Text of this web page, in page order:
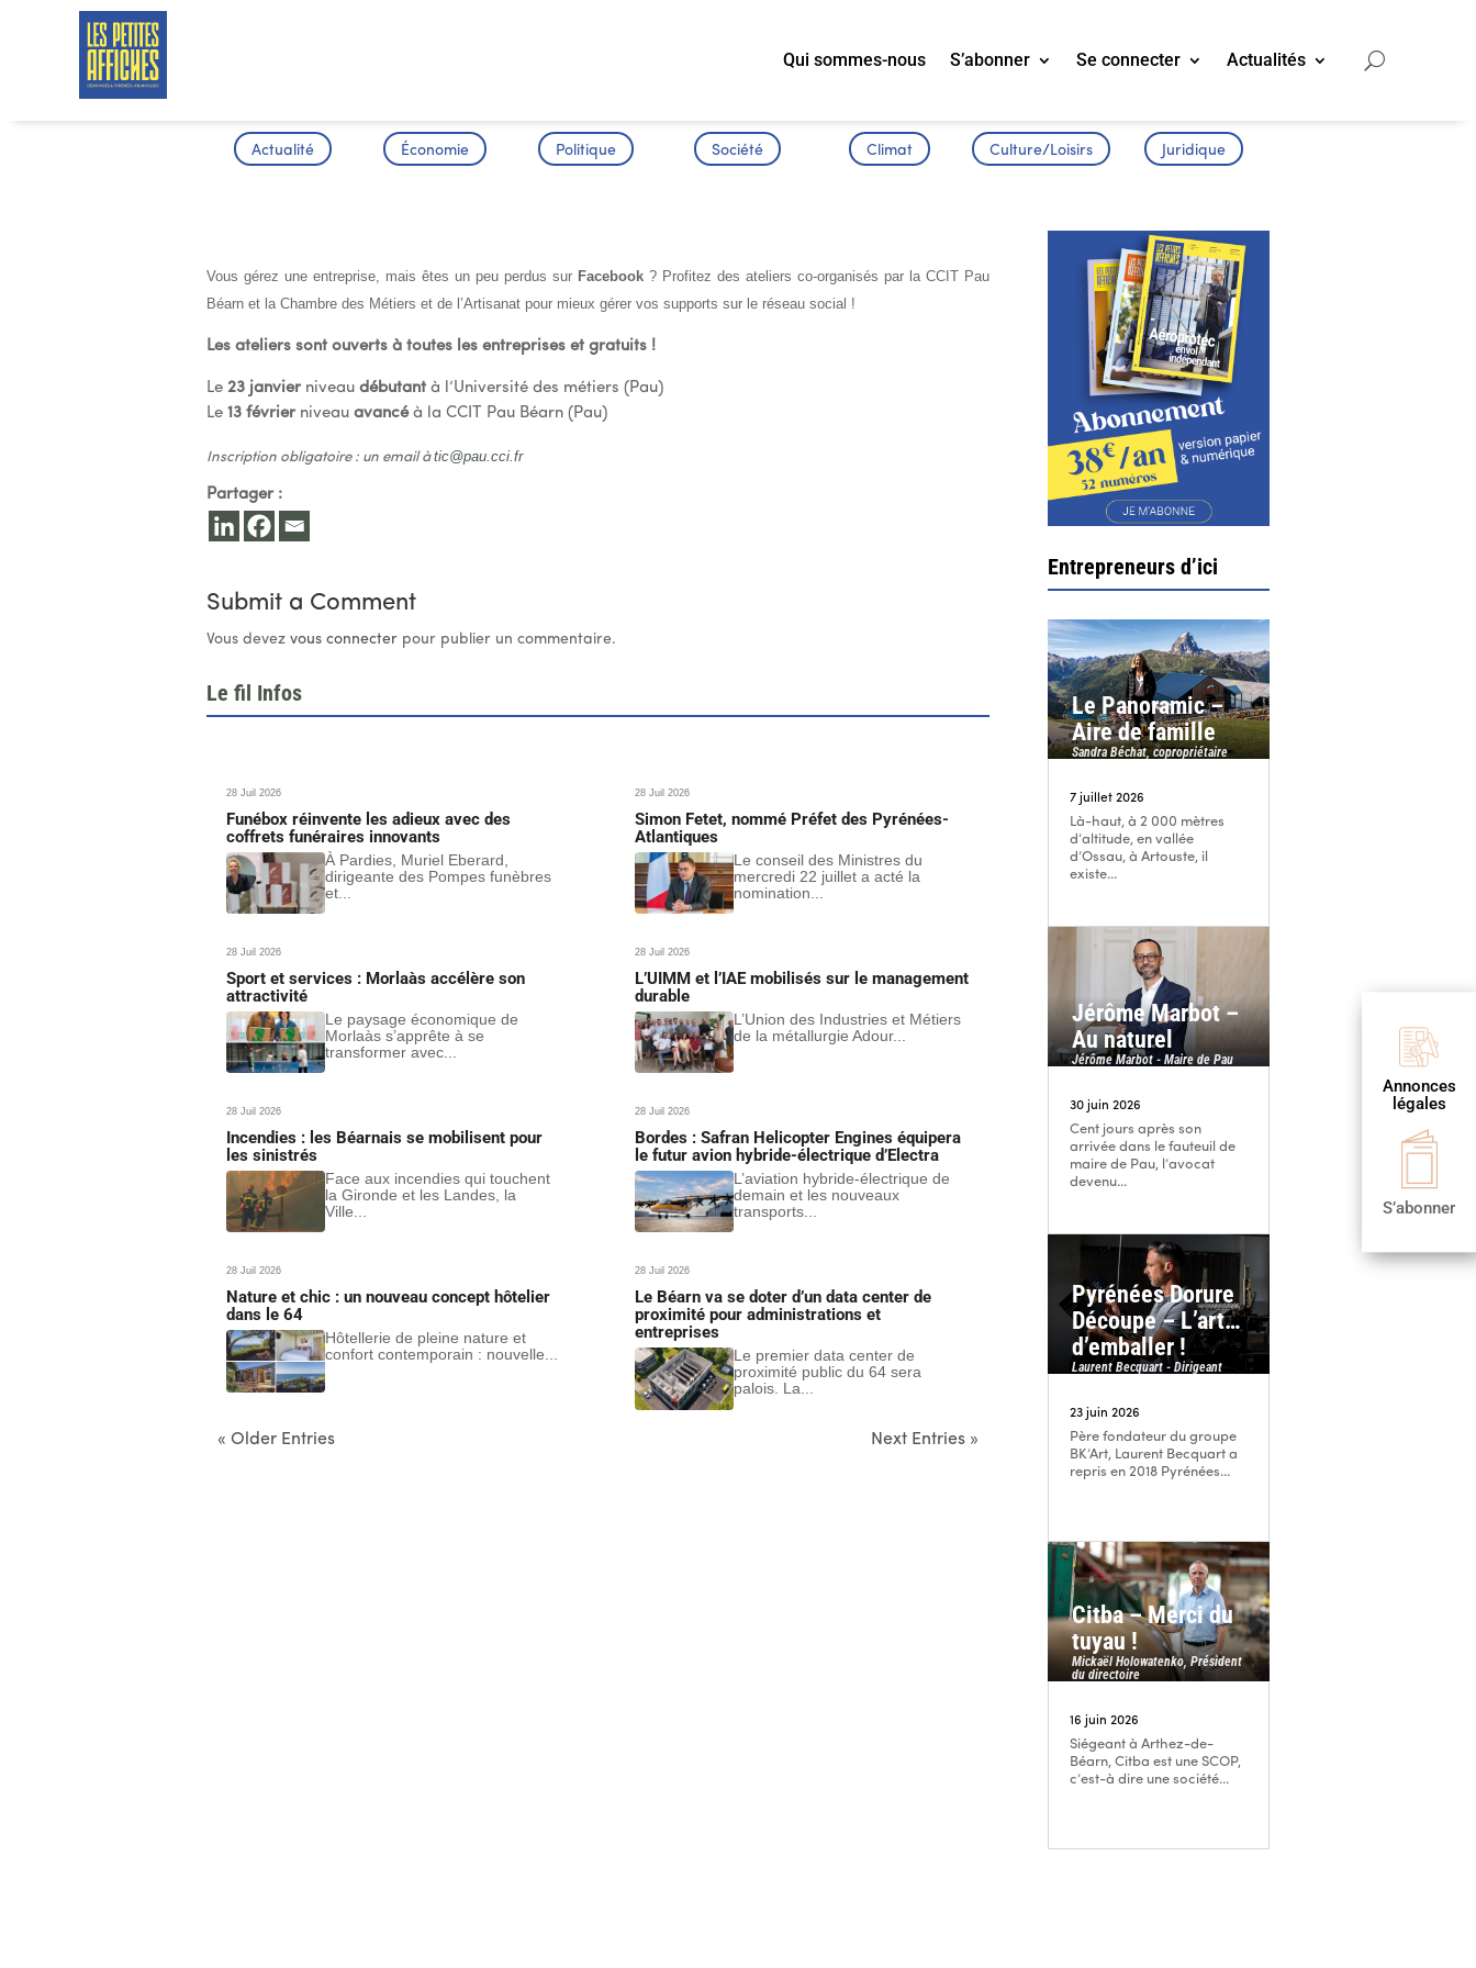
Qui sommes-nous S’abonner Se connecter Actualités
Annonces
légales
S’abonner
Actualité Économie Politique Société Climat Culture/Loisirs Juridique
Vous gérez une entreprise, mais êtes un peu perdus sur Facebook? Profitez des ateliers co-organisés par la CCIT Pau
Béarn et la Chambre des Métiers et de l’Artisanat pour mieux gérer vos supports sur le réseau social !
Les ateliers sont ouverts à toutes les entreprises et gratuits !
Le 23 janvierniveaudébutant à l’Université des métiers (Pau)
Le13 févrierniveauavancéà la CCIT Pau Béarn (Pau)
Inscription obligatoire : un email àtic@pau.cci.fr
Partager :
Submit a Comment
Vous devezvous connecter pour publier un commentaire.
Le fil Infos
28 Juil 2026
Funébox réinvente les adieux avec des
coffrets funéraires innovants
À Pardies, Muriel Eberard,
dirigeante des Pompes funèbres
et...
28 Juil 2026
Sport et services : Morlaàs accélère son
attractivité
Le paysage économique de
Morlaàs s’apprête à se
transformer avec...
28 Juil 2026
Incendies : les Béarnais se mobilisent pour
les sinistrés
Face aux incendies qui touchent
la Gironde et les Landes, la
Ville...
28 Juil 2026
Nature et chic : un nouveau concept hôtelier
dans le 64
Hôtellerie de pleine nature et
confort contemporain : nouvelle...
28 Juil 2026
Simon Fetet, nommé Préfet des Pyrénées-
Atlantiques
Le conseil des Ministres du
mercredi 22 juillet a acté la
nomination...
28 Juil 2026
L’UIMM et l’IAE mobilisés sur le management
durable
L’Union des Industries et Métiers
de la métallurgie Adour...
28 Juil 2026
Bordes : Safran Helicopter Engines équipera
le futur avion hybride-électrique d’Electra
L’aviation hybride-électrique de
demain et les nouveaux
transports...
28 Juil 2026
Le Béarn va se doter d’un data center de
proximité pour administrations et
entreprises
Le premier data center de
proximité public du 64 sera
palois. La...
« Older Entries Next Entries »
Entrepreneurs d’ici
Le Panoramic –
Aire de famille
Sandra Béchat, copropriétaire
7 juillet 2026
Là-haut, à 2 000 mètres
d’altitude, en vallée
d’Ossau, à Artouste, il
existe...
Jérôme Marbot –
Au naturel
Jérôme Marbot - Maire de Pau
30 juin 2026
Cent jours après son
arrivée dans le fauteuil de
maire de Pau, l’avocat
devenu...
Pyrénées Dorure
Découpe – L’art…
d’emballer !
Laurent Becquart - Dirigeant
23 juin 2026
Père fondateur du groupe
BK’Art, Laurent Becquart a
repris en 2018 Pyrénées...
Citba – Merci du
tuyau !
Mickaël Holowatenko, Président
du directoire
16 juin 2026
Siégeant à Arthez-de-
Béarn, Citba est une SCOP,
c’est-à dire une société...

Publier
une annonce

S’abonner